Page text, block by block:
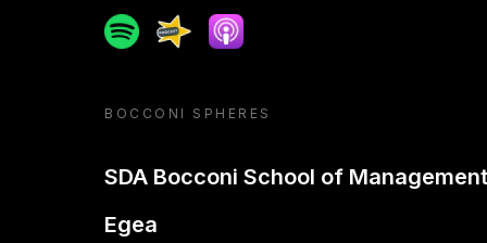
SpotifySpreakerApple podcast
BOCCONI SPHERES
SDA Bocconi School of Management
Egea